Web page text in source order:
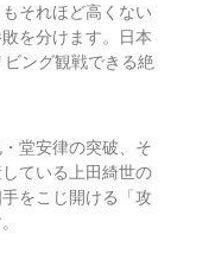
それほど高くない
を分けます。日本
ング観戦できる絶
堂安律の突破、そ
ている上田綺世の
をこじ開ける「攻